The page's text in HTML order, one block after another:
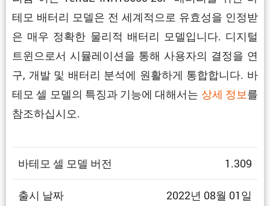
테모 배터리 모델은 전 세계적으로 유효성을 인정받
은 매우 정확한 물리적 배터리 모델입니다. 디지털
트윈으로서 시뮬레이션을 통해 사용자의 결정을 연
구, 개발 및 배터리 분석에 원활하게 통합합니다. 바
테모 셀 모델의 특징과 기능에 대해서는 상세 정보를
참조하십시오.
바테모 셀 모델 버전 1.309
출시 날짜 2022년 08월 01일